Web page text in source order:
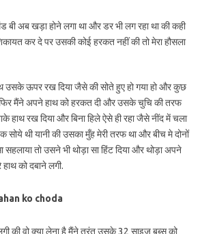
बी अब खड़ा होने लगा था और डर भी लग रहा था की कही
कर दे पर उसकी कोई हरकत नहीं की तो मेरा हौसला
उसके ऊपर रख दिया जैसे की सोते हुए हो गया हो और कुछ
फिर मैंने अपने हाथ को हरकत दी और उसके चुचि की तरफ
हाथ रख दिया और बिना हिले ऐसे ही रहा जैसे नींद में चला
थी यानी की उसका मुँह मेरी तरफ था और बीच मे दोनों
तो उसने भी थोड़ा सा हिंट दिया और थोड़ा अपने
को दबाने लगी.
ko choda
की वो क्या लेना है मैंने तुरंत उसके 32 साइज बूब्स को